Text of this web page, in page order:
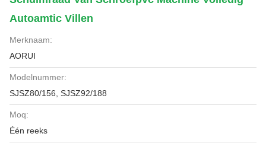
Autoamtic Villen
Merknaam:
AORUI
Modelnummer:
SJSZ80/156, SJSZ92/188
Moq:
Één reeks